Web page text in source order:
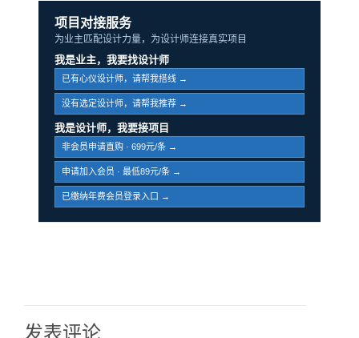
项目对接服务
为业主匹配设计力量，为设计师连接真实项目
我是业主，我要找设计师
已有心仪设计师，请帮我搭线 →
没有选定设计师，请帮我推荐 →
我是设计师，我要接项目
非会员申请直购 · 699元/条 →
申请加入会员 · 最低89元/条 →
已缴纳年费会员登录入口 →
发表评论